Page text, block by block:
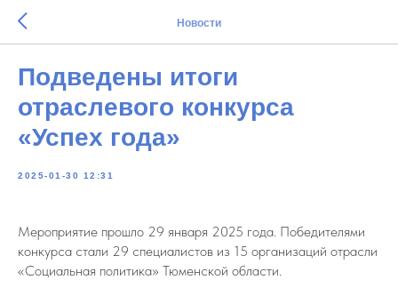
Новости
Подведены итоги
отраслевого конкурса
«Успех года»
2025-01-30 12:31
Мероприятие прошло 29 января 2025 года. Победителями
конкурса стали 29 специалистов из 15 организаций отрасли
«Социальная политика» Тюменской области.